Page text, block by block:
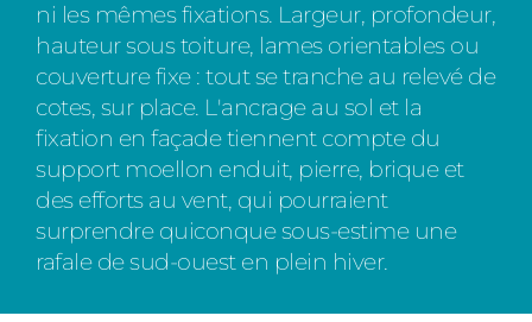
ni les mêmes fixations. Largeur, profondeur,
hauteur sous toiture, lames orientables ou
couverture fixe : tout se tranche au relevé de
cotes, sur place. L'ancrage au sol et la
fixation en façade tiennent compte du
support moellon enduit, pierre, brique et
des efforts au vent, qui pourraient
surprendre quiconque sous-estime une
rafale de sud-ouest en plein hiver.